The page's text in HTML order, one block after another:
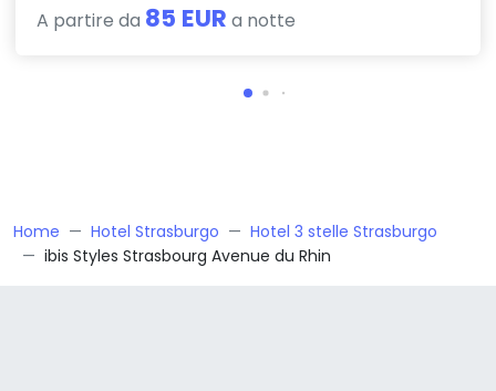
A partire da 85 EUR a notte
Home Hotel Strasburgo
Hotel 3 stelle Strasburgo
ibis Styles Strasbourg Avenue du Rhin